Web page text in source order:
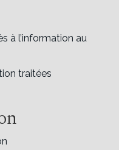
à l’information au
traitées